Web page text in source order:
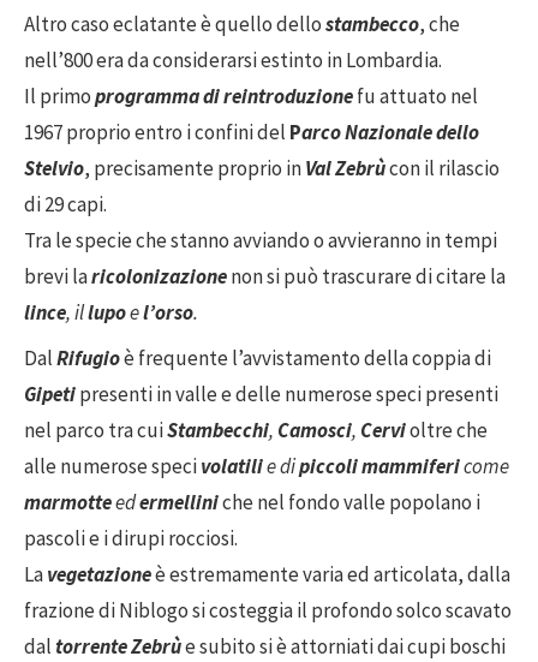
Altro caso eclatante è quello dellostambecco, che
nell’800 era da considerarsi estinto in Lombardia.
Il primoprogramma di reintroduzionefu attuato nel
1967 proprio entro i confini del Parco Nazionale dello
Stelvio, precisamente proprio inVal Zebrùcon il rilascio
di 29 capi.
Tra le specie che stanno avviando o avvieranno in tempi
brevi laricolonizazionenon si può trascurare di citare la
lince, illupoel’orso.
DalRifugioè frequente l’avvistamento della coppia di
Gipetipresenti in valle e delle numerose speci presenti
nel parco tra cuiStambecchi, Camosci, Cervioltre che
alle numerose specivolatilie dipiccolimammifericome
marmotteedermelliniche nel fondo valle popolano i
pascoli e i dirupi rocciosi.
Lavegetazioneè estremamente varia ed articolata, dalla
frazione di Niblogo si costeggia il profondo solco scavato
dal torrente Zebrùe subito si è attorniati dai cupi boschi